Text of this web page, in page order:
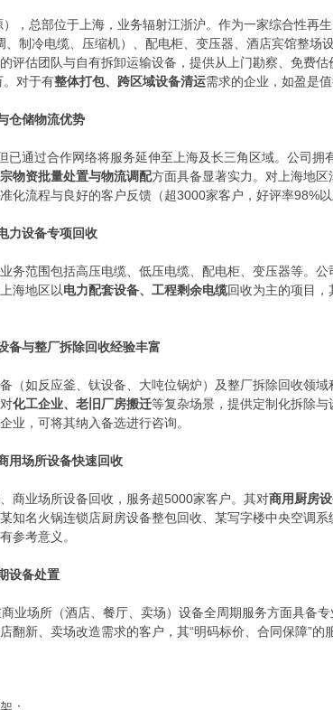
），总部位于上海，业务辐射江浙沪。作为一家综合性再
制冷电缆、压缩机）、配电柜、变压器、酒店宾馆整场
评估团队与自有拆卸运输设备，提供从上门勘察、免费
。对于有整体打包、跨区域设备清运需求的企业，如盈是
仓储物流优势
通过合作网络将服务延伸至上海及长三角区域。公司拥
物资批量处置与物流调配方面具备显著实力。对上海地
流程与良好的客户反馈（超3000家客户，好评率98%以
力设备专项回收
务范围包括高压电缆、低压电缆、配电柜、变压器等。
海地区以电力配套设备、工程剩余电缆回收为主的项目，
与整厂拆除回收经验丰富
（如反应釜、钛设备、大吨位锅炉）及整厂拆除回收领
化工企业、老旧厂房搬迁等复杂场景，提供定制化拆除
业，可将其纳入备选进行咨询。
用场所设备快速回收
商业场所设备回收，服务超5000家客户。其对商用厨房
知名火锅连锁店厨房设备整包回收、某写字楼中央空调系
参考意义。
设备处置
业场所（酒店、餐厅、卖场）设备全周期服务方面具备
翻新、卖场改造需求的客户，其“明码标价、合同保障”的